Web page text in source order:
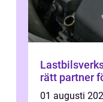
Lastbilsverkstad
rätt partner
01 augusti